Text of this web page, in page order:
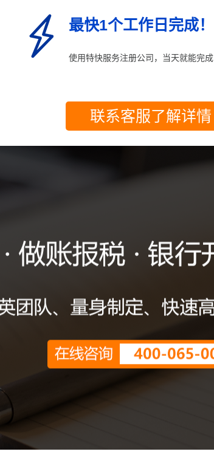
最快1个工作日完成！
使用特快服务注册公司，当天就能完成
联系客服了解详情